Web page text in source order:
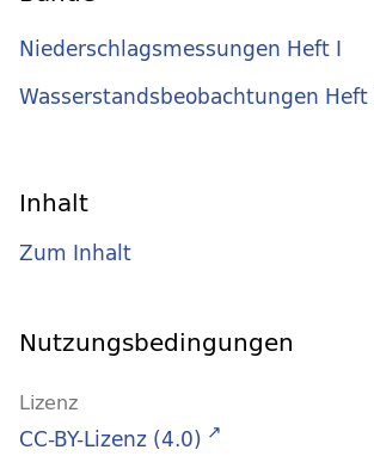
Niederschlagsmessungen Heft I
Wasserstandsbeobachtungen Heft
Inhalt
Zum Inhalt
Nutzungsbedingungen
Lizenz
CC-BY-Lizenz (4.0)